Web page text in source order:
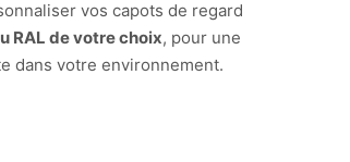
vos capots de regard
RAL de votre choix, pour une
dans votre environnement.